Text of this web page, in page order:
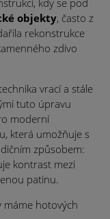
kdy se pod
objekty, často z
rekonstrukce
zdivo
vrací a stále
tuto úpravu
moderní
která umožňuje s
způsobem:
kontrast mezi
patinu.
máme hotových